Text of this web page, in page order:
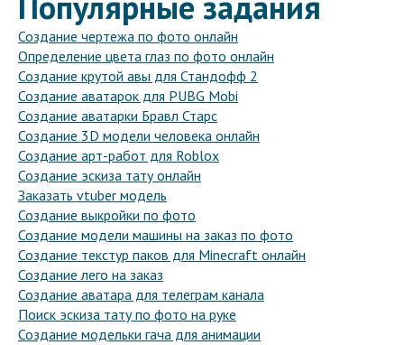
Создание чертежа по фото онлайн
Определение цвета глаз по фото онлайн
Создание крутой авы для Стандофф 2
Создание аватарок для PUBG Mobi
Создание аватарки Бравл Старс
Создание 3D модели человека онлайн
Создание арт-работ для Roblox
Создание эскиза тату онлайн
Заказать vtuber модель
Создание выкройки по фото
Создание модели машины на заказ по фото
Создание текстур паков для Minecraft онлайн
Создание лего на заказ
Создание аватара для телеграм канала
Поиск эскиза тату по фото на руке
Создание модельки гача для анимации